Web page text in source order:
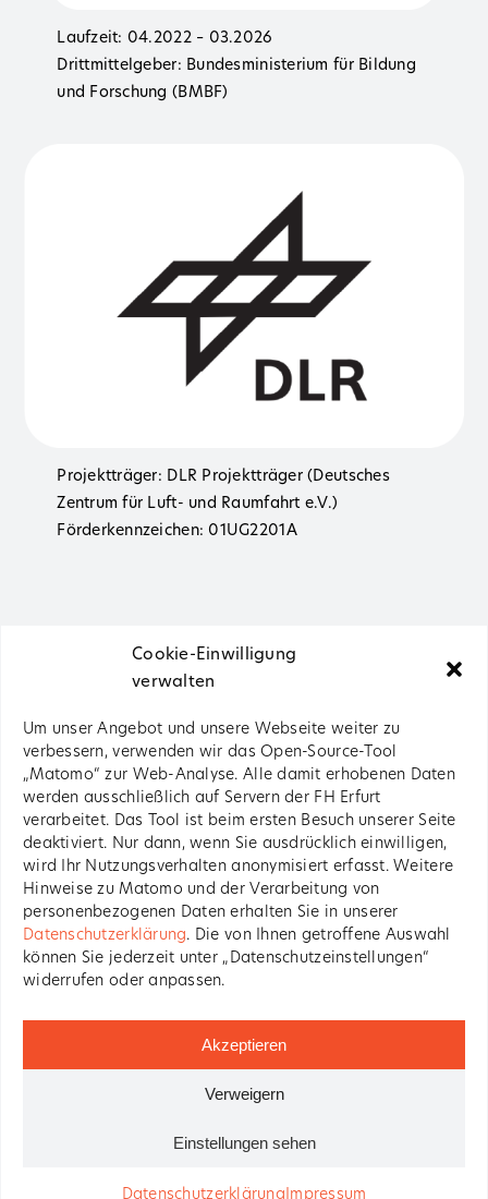
Cookie-Einwilligung
verwalten
Um unser Angebot und unsere Webseite weiter zu
verbessern, verwenden wir das Open-Source-Tool
„Matomo“ zur Web-Analyse. Alle damit erhobenen Daten
werden ausschließlich auf Servern der FH Erfurt
verarbeitet. Das Tool ist beim ersten Besuch unserer Seite
deaktiviert. Nur dann, wenn Sie ausdrücklich einwilligen,
wird Ihr Nutzungsverhalten anonymisiert erfasst. Weitere
Hinweise zu Matomo und der Verarbeitung von
personenbezogenen Daten erhalten Sie in unserer
Datenschutzerklärung. Die von Ihnen getroffene Auswahl
können Sie jederzeit unter „Datenschutzeinstellungen“
widerrufen oder anpassen.
Akzeptieren
Verweigern
Einstellungen sehen
Datenschutzerklärung Impressum
Laufzeit: 04.2022 – 03.2026
Drittmittelgeber: Bundesministerium für Bildung
und Forschung (BMBF)
Projektträger: DLR Projektträger (Deutsches
Zentrum für Luft- und Raumfahrt e.V.)
Förderkennzeichen: 01UG2201A
Impressum
Datenschutz
Copyright LoKoNet 2022 - 2022